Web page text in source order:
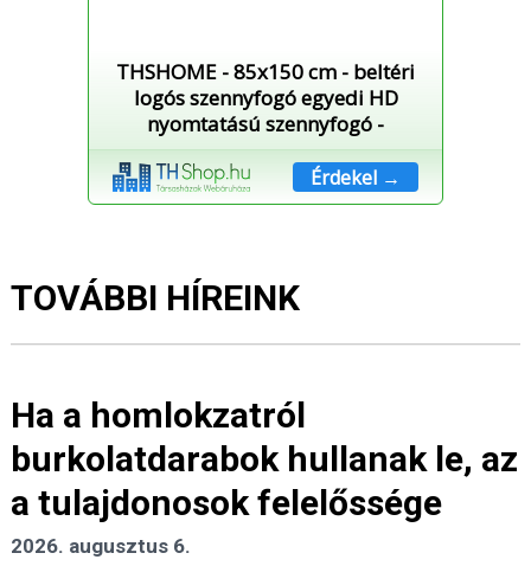
THSHOME - 85x150 cm - beltéri
logós szennyfogó egyedi HD
nyomtatású szennyfogó -
Érdekel →
TOVÁBBI HÍREINK
Ha a homlokzatról
burkolatdarabok hullanak le, az
a tulajdonosok felelőssége
2026. augusztus 6.